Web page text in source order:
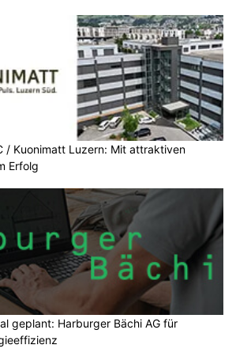
/ Kuonimatt Luzern: Mit attraktiven
Erfolg
geplant: Harburger Bächi AG für